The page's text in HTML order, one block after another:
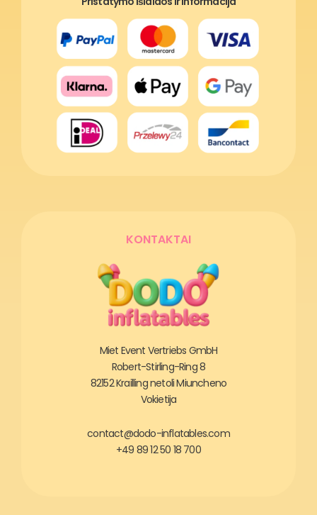
KONTAKTAI
Miet Event Vertriebs GmbH
Robert-Stirling-Ring 8
82152 Krailling netoli Miuncheno
Vokietija
contact@dodo-inflatables.com
+49 89 12 50 18 700